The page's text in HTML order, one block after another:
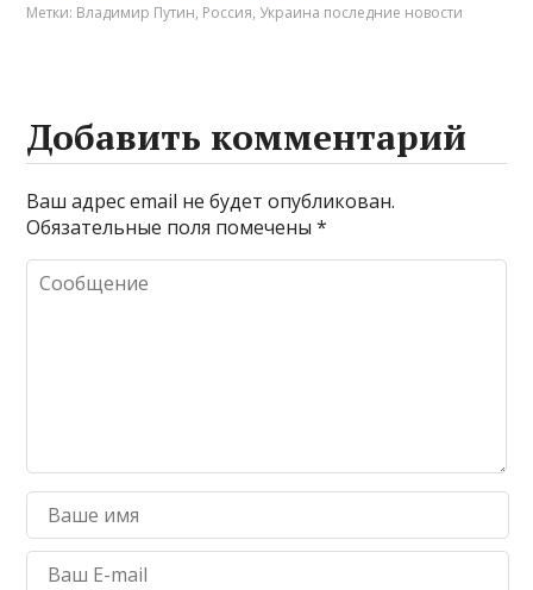
Метки: Владимир Путин, Россия, Украина последние новости
Добавить комментарий
Ваш адрес email не будет опубликован.
Обязательные поля помечены*